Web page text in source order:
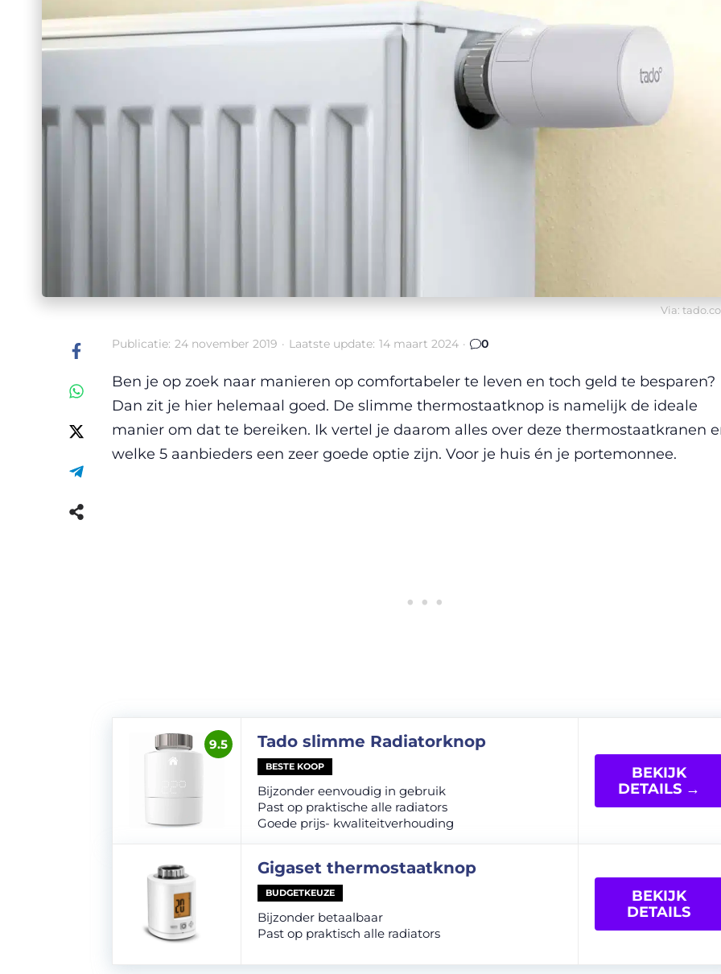
Via:
Publicatie: 24 november 2019 · Laatste update: 14 maart 2024 · 0
Ben je op zoek naar manieren op comfortabeler te leven en toch geld te besparen?
Dan zit je hier helemaal goed. De slimme thermostaatknop is namelijk de ideale
manier om dat te bereiken. Ik vertel je daarom alles over deze thermostaatkranen
welke 5 aanbieders een zeer goede optie zijn. Voor je huis én je portemonnee.
9.5 Tado slimme Radiatorknop
BESTE KOOP
Bijzonder eenvoudig in gebruik
Past op praktische alle radiators
Goede prijs- kwaliteitverhouding
BEKIJK
DETAILS →
Gigaset thermostaatknop
BUDGETKEUZE
Bijzonder betaalbaar
Past op praktisch alle radiators
BEKIJK
DETAILS